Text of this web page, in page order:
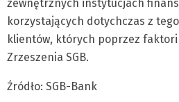
zewnętrznych instytucjach
korzystających dotychczas z
klientów, których poprzez
Zrzeszenia SGB.
Źródło: SGB-Bank